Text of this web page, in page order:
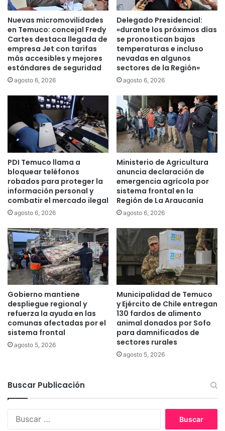
s
c
a
d
e
m
n
l
n
o
m
b
r
e
d
e
R
o
d
o
o
S
t
a
c
a
m
i
o
n
e
r
n
B
a
r
r
i
o
e
n
V
i
c
t
o
r
i
a
Nuevas micromovilidades
en Temuco: concejal Fredy
Cartes destaca llegada de
empresa Jet con tarifas
más accesibles y mejores
estándares de seguridad
agosto 6, 2026
Delegado Presidencial:
«durante los próximos días
se pronostican bajas
temperaturas e incluso
nevadas en algunos
sectores de la Región»
agosto 6, 2026
PDI Temuco llama a
bloquear teléfonos
robados para proteger la
información personal y
combatir el mercado ilegal
agosto 6, 2026
Ministerio de Agricultura
anuncia declaración de
emergencia agrícola por
sistema frontal en la
Región de La Araucanía
agosto 6, 2026
Gobierno mantiene
despliegue regional y
refuerza la ayuda en las
comunas afectadas por el
sistema frontal
agosto 5, 2026
Municipalidad de Temuco
y Ejército de Chile entregan
130 fardos de alimento
animal donados por Sofo
para damnificados de
sectores rurales
agosto 5, 2026
Buscar Publicación